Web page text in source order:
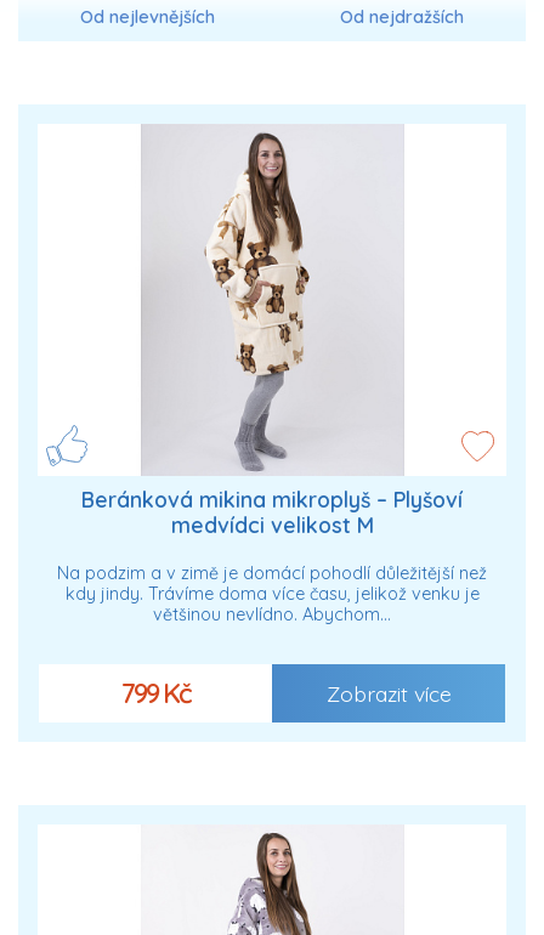
Od nejlevnějších Od nejdražších
Beránková mikina mikroplyš – Plyšoví
medvídci velikost M
Na podzim a v zimě je domácí pohodlí důležitější než
kdy jindy. Trávíme doma více času, jelikož venku je
většinou nevlídno. Abychom…
799 Kč Zobrazit více